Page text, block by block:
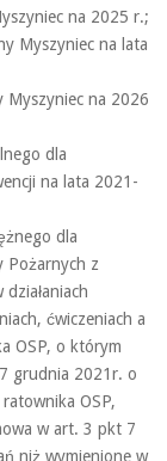
na 2025 r.;
Myszyniec na lata
Myszyniec na 2026
dla
na lata 2021-
dla
Pożarnych z
ćwiczeniach a
OSP, o którym
grudnia 2021r. o
OSP,
w art. 3 pkt 7
niż wymienione w